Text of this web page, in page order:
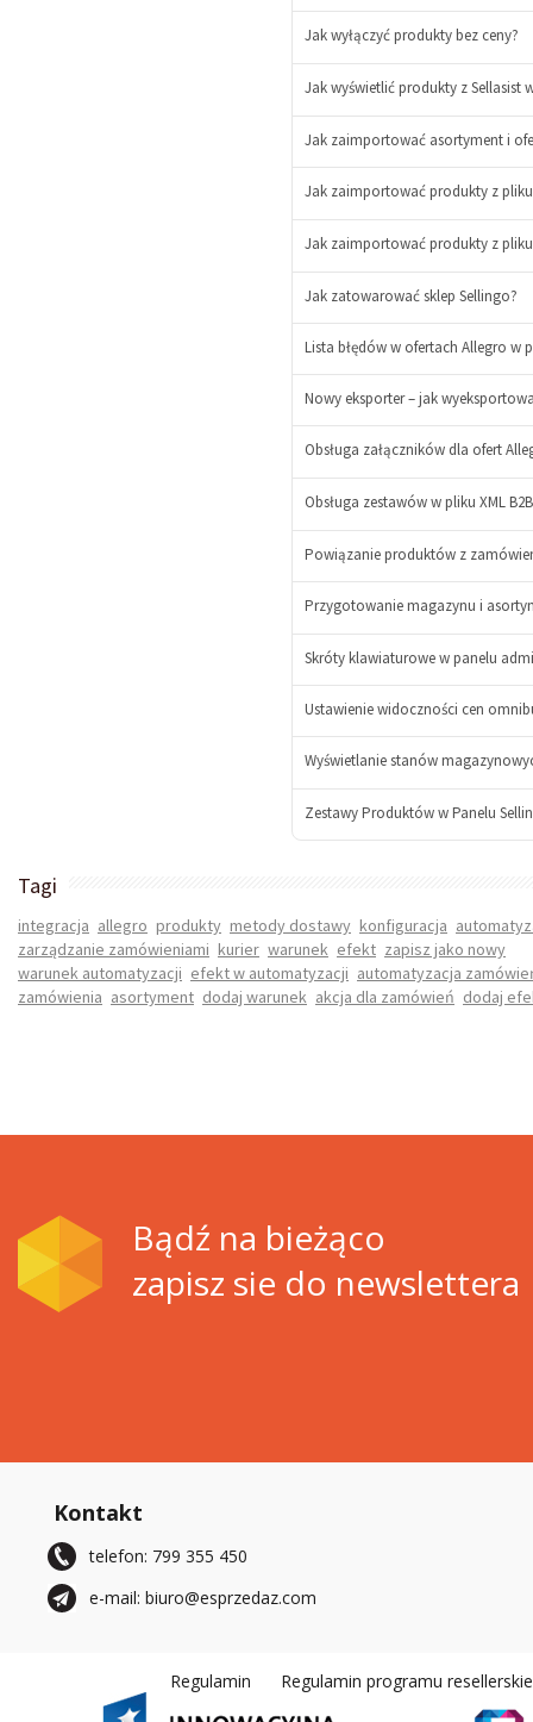
Jak wyłączyć produkty bez ceny?
Jak wyświetlić produkty z Sellasist
Jak zaimportować asortyment i
+
Jak zaimportować produkty z
Jak zaimportować produkty z
Jak zatowarować sklep Sellingo?
+
Lista błędów w ofertach Allegro w
+
Nowy eksporter – jak
+
Obsługa załączników dla ofert
Obsługa zestawów w pliku XML B2B
Powiązanie produktów z
+
Przygotowanie magazynu i
Skróty klawiaturowe w panelu
+
Ustawienie widoczności cen
Wyświetlanie stanów
Zestawy Produktów w Panelu
-
+
Tagi
integracja allegro produkty metody dostawy konfiguracja
zarządzanie zamówieniami kurier warunek efekt zapisz jako nowy
warunek automatyzacji efekt w automatyzacji automatyzacja
zamówienia asortyment dodaj warunek akcja dla zamówień dodaj
Bądź na bieżąco
zapisz sie do newslettera
Kontakt
telefon: 799 355 450
e-mail: biuro@esprzedaz.com
Regulamin Regulamin programu